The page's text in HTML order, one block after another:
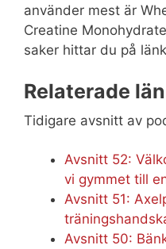
använder mest är
Creatine
saker hittar du på
Relaterade
Tidigare avsnitt av
Avsnitt 52:
vi gymmet till
Avsnitt 51:
Avsnitt 50: